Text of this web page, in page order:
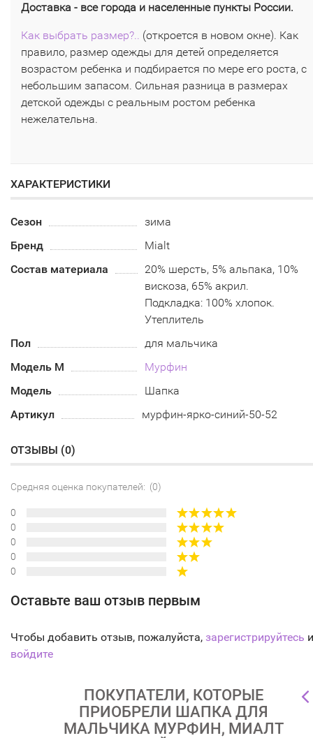
Доставка - все города и населенные пункты России.
Как выбрать размер?.. (откроется в новом окне). Как
правило, размер одежды для детей определяется
возрастом ребенка и подбирается по мере его роста, с
небольшим запасом. Сильная разница в размерах
детской одежды с реальным ростом ребенка
нежелательна.
ХАРАКТЕРИСТИКИ
Сезон
зима
Бренд
Mialt
Состав материала
20% шерсть, 5% альпака, 10%
вискоза, 65% акрил.
Подкладка: 100% хлопок.
Утеплитель
Пол
для мальчика
Модель М
Мурфин
Модель
Шапка
Артикул
мурфин-ярко-синий-50-52
ОТЗЫВЫ (0)
Средняя оценка покупателей: (0)
0
0
0
0
0
Оставьте ваш отзыв первым
Чтобы добавить отзыв, пожалуйста, зарегистрируйтесь
войдите
ПОКУПАТЕЛИ, КОТОРЫЕ
ПРИОБРЕЛИ ШАПКА ДЛЯ
МАЛЬЧИКА МУРФИН, МИАЛТ